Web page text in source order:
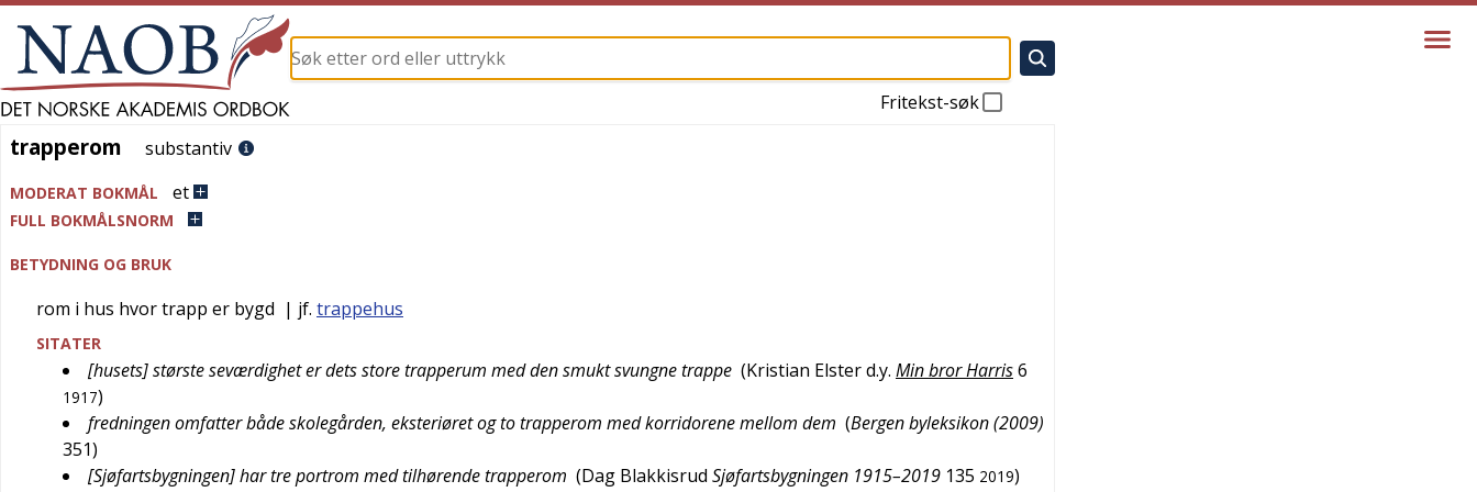
Fritekst-søk
trapperom
trapperom substantiv
MODERAT BOKMÅL et
FULL BOKMÅLSNORM
BETYDNING OG BRUK
rom i hus hvor trapp er bygd | jf. trappehus
SITATER
[husets] største seværdighet er dets store trapperum med den smukt svungne trappe (Kristian Elster d.y. Min bror Harris6
1917)
fredningen omfatter både skolegården, eksteriøret og to trapperom med korridorene mellom dem (Bergen byleksikon (2009)
351)
[Sjøfartsbygningen] har tre portrom med tilhørende trapperom (Dag Blakkisrud Sjøfartsbygningen 1915–2019 135 2019)